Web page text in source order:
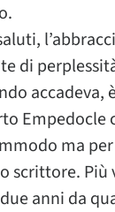
di
ma
scrittore.
anni da